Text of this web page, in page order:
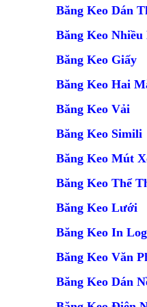
Băng Keo Dán
Băng Keo Nhiều
Băng Keo Giấy
Băng Keo Hai
Băng Keo Vải
Băng Keo Simili
Băng Keo Mút
Băng Keo Thể
Băng Keo Lưới
Băng Keo In
Băng Keo Văn
Băng Keo Dán